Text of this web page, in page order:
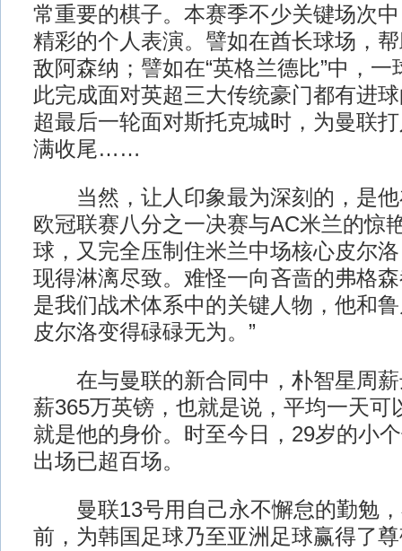
常重要的棋子。本赛季不少关键场次
精彩的个人表演。譬如在酋长球场，
敌阿森纳；譬如在“英格兰德比”中，
此完成面对英超三大传统豪门都有进
超最后一轮面对斯托克城时，为曼联
满收尾……
当然，让人印象最为深刻的，是他
欧冠联赛八分之一决赛与AC米兰的惊
球，又完全压制住米兰中场核心皮尔
现得淋漓尽致。难怪一向吝啬的弗格
是我们战术体系中的关键人物，他和
皮尔洛变得碌碌无为。”
在与曼联的新合同中，朴智星周薪
薪365万英镑，也就是说，平均一天可
就是他的身价。时至今日，29岁的小
出场已超百场。
曼联13号用自己永不懈怠的勤勉，
前，为韩国足球乃至亚洲足球赢得了